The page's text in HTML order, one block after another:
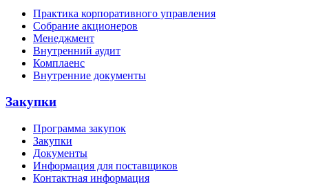
Практика корпоративного управления
Собрание акционеров
Менеджмент
Внутренний аудит
Комплаенс
Внутренние документы
Закупки
Программа закупок
Закупки
Документы
Информация для поставщиков
Контактная информация